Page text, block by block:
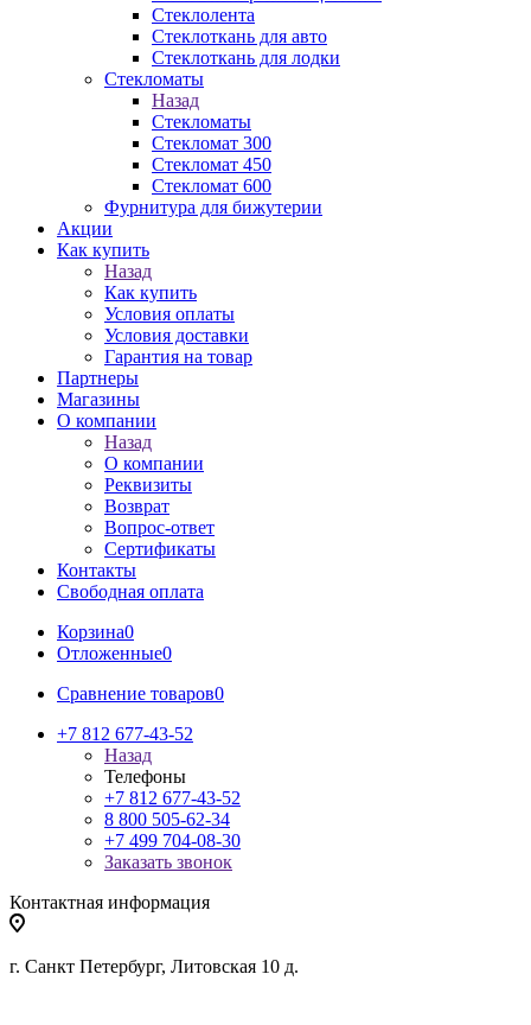
Стеклолента
Стеклоткань для авто
Стеклоткань для лодки
Стекломаты
Назад
Стекломаты
Стекломат 300
Стекломат 450
Стекломат 600
Фурнитура для бижутерии
Акции
Как купить
Назад
Как купить
Условия оплаты
Условия доставки
Гарантия на товар
Партнеры
Магазины
О компании
Назад
О компании
Реквизиты
Возврат
Вопрос-ответ
Сертификаты
Контакты
Свободная оплата
Корзина0
Отложенные0
Сравнение товаров0
+7 812 677-43-52
Назад
Телефоны
+7 812 677-43-52
8 800 505-62-34
+7 499 704-08-30
Заказать звонок
Контактная информация
г. Санкт Петербург, Литовская 10 д.